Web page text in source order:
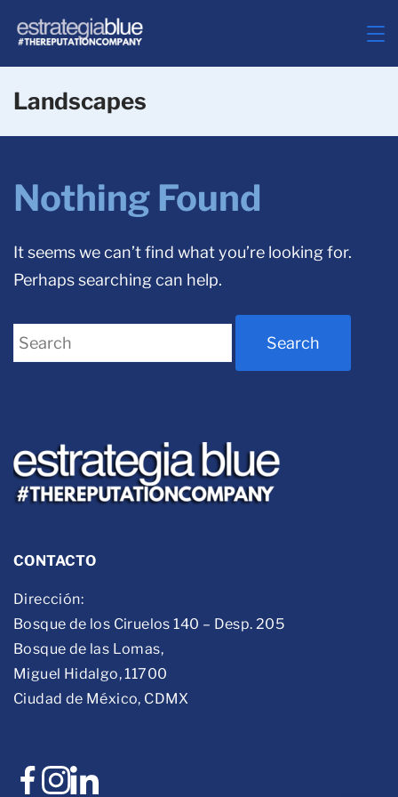
content
ESTRATEGIABLUE
Landscapes
Nothing Found
It seems we can’t find what you’re looking for.
Perhaps searching can help.
Search
CONTACTO
Dirección:
Bosque de los Ciruelos 140 – Desp. 205
Bosque de las Lomas,
Miguel Hidalgo, 11700
Ciudad de México, CDMX